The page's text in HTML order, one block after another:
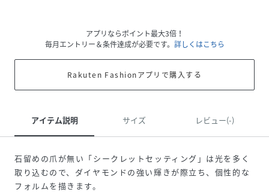
アプリならポイント最大3倍！
毎月エントリー＆条件達成が必要です。 詳しくはこちら
Rakuten Fashionアプリで購入する
アイテム説明 サイズ レビュー(-)
石留めの爪が無い「シークレットセッティング」は光を多く
取り込むので、ダイヤモンドの強い輝きが際立ち、個性的な
フォルムを描きます。